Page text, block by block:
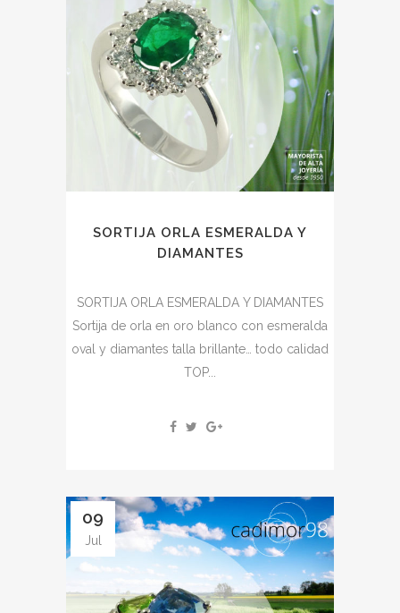
SORTIJA ORLA ESMERALDA Y
DIAMANTES
SORTIJA ORLA ESMERALDA Y DIAMANTES
Sortija de orla en oro blanco con esmeralda
oval y diamantes talla brillante… todo calidad
TOP...
09
Jul